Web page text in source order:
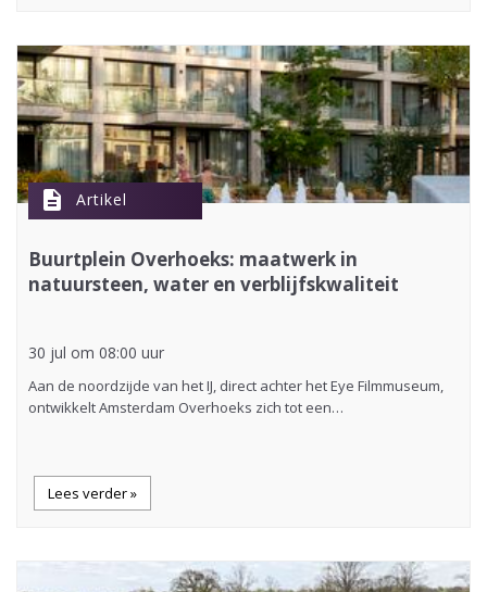
description Artikel
Buurtplein Overhoeks: maatwerk in
natuursteen, water en verblijfskwaliteit
30 jul om 08:00 uur
Aan de noordzijde van het IJ, direct achter het Eye Filmmuseum,
ontwikkelt Amsterdam Overhoeks zich tot een…
Lees verder »